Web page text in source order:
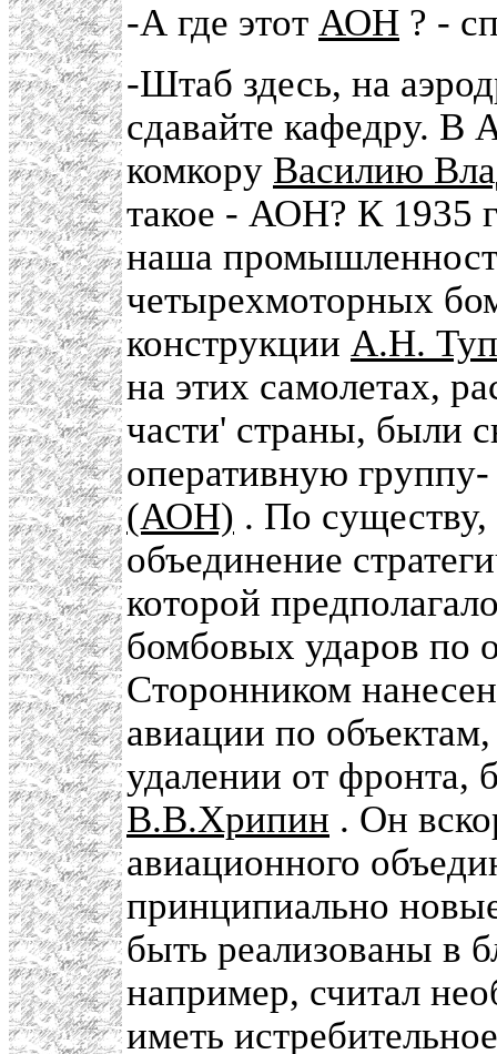
-А где этот АОН ? -
-Штаб здесь, на
сдавайте кафедру.
комкору Василию
такое - АОН? К 1935
наша
четырехмоторных
конструкции А.Н.
на этих самолетах,
части' страны, были
оперативную
(АОН) . По существу,
объединение
которой
бомбовых ударов по
Сторонником
авиации по
удалении от фронта,
В.В.Хрипин . Он
авиационного
принципиально
быть реализованы в
например, считал
иметь